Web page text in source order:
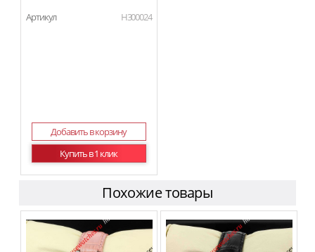
Артикул H300024
Добавить в корзину
Купить в 1 клик
Похожие товары